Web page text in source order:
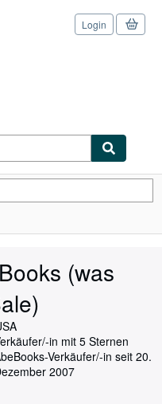
Login
(was
in mit 5 Sternen
Verkäufer/-in seit 20.
2007